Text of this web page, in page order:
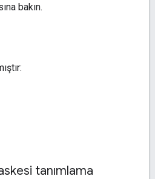
bakın.
tanımlama